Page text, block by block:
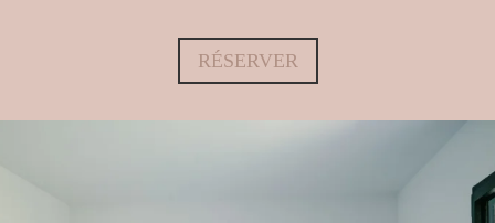
RÉSERVER